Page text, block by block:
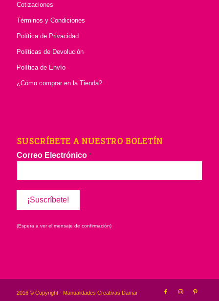
Cotizaciones
Términos y Condiciones
Política de Privacidad
Políticas de Devolución
Política de Envío
¿Cómo comprar en la Tienda?
SUSCRÍBETE A NUESTRO BOLETÍN
Correo Electrónico *
(Espera a ver el mensaje de confirmación)
2016 © Copyright - Manualidades Creativas Damar